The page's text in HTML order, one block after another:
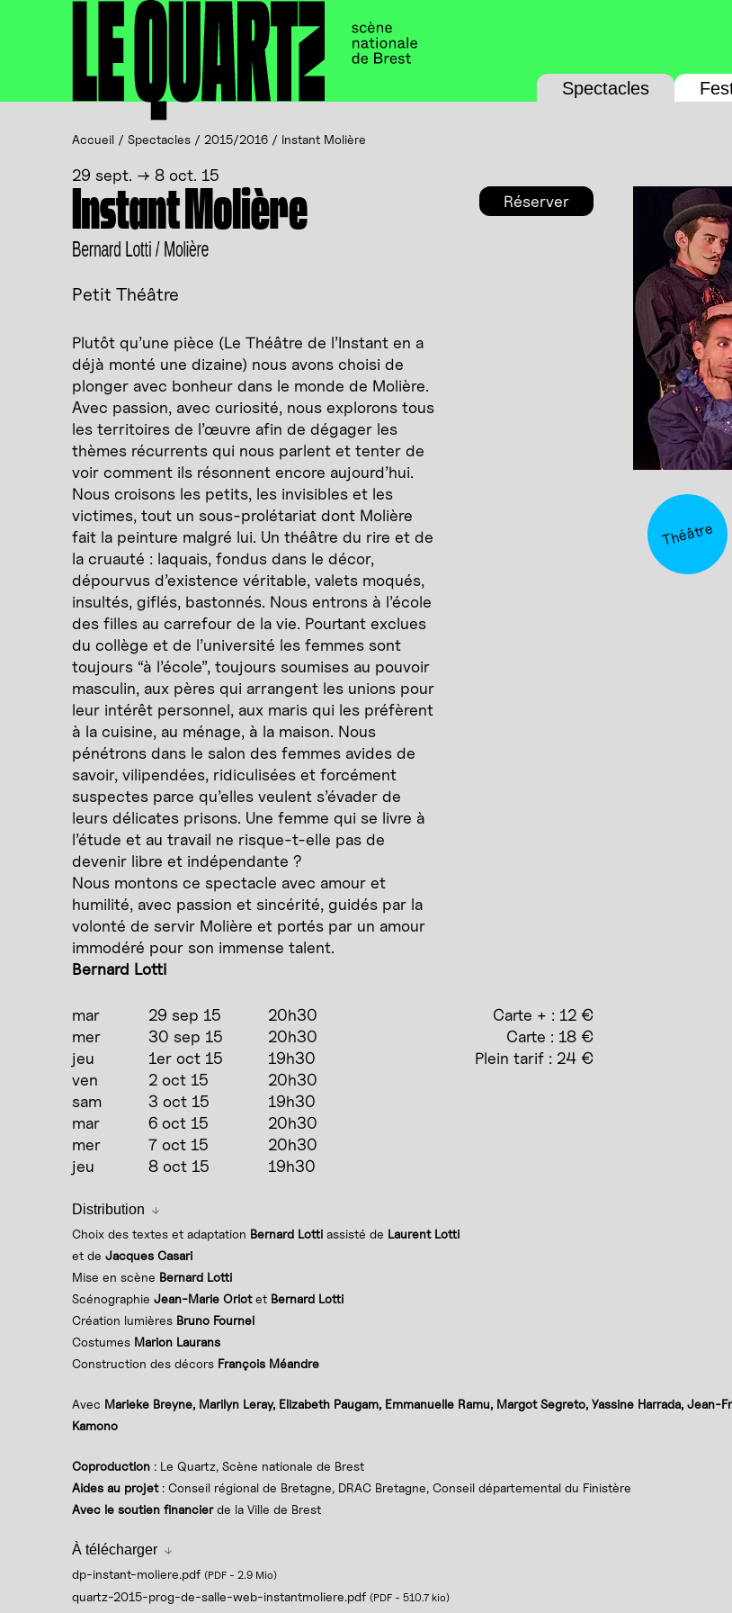
Panneau de gestion des cookies
Spectacles
Accueil / Spectacles / 2015/2016 / Instant Molière
29 sept. → 8 oct. 15
Théâtre
Instant Molière
Bernard Lotti / Molière
Petit Théâtre
Plutôt qu’une pièce (Le Théâtre de l’Instant en a
déjà monté une dizaine) nous avons choisi de
plonger avec bonheur dans le monde de Molière.
Avec passion, avec curiosité, nous explorons tous
les territoires de l’œuvre afin de dégager les
thèmes récurrents qui nous parlent et tenter de
voir comment ils résonnent encore aujourd’hui.
Nous croisons les petits, les invisibles et les
victimes, tout un sous-prolétariat dont Molière
fait la peinture malgré lui. Un théâtre du rire et de
la cruauté : laquais, fondus dans le décor,
dépourvus d’existence véritable, valets moqués,
insultés, giflés, bastonnés. Nous entrons à l’école
des filles au carrefour de la vie. Pourtant exclues
du collège et de l’université les femmes sont
toujours “à l’école”, toujours soumises au pouvoir
masculin, aux pères qui arrangent les unions pour
leur intérêt personnel, aux maris qui les préfèrent
à la cuisine, au ménage, à la maison. Nous
pénétrons dans le salon des femmes avides de
savoir, vilipendées, ridiculisées et forcément
suspectes parce qu’elles veulent s’évader de
leurs délicates prisons. Une femme qui se livre à
l’étude et au travail ne risque-t-elle pas de
devenir libre et indépendante ?
Nous montons ce spectacle avec amour et
humilité, avec passion et sincérité, guidés par la
volonté de servir Molière et portés par un amour
immodéré pour son immense talent.
Bernard Lotti
Réserver
mar 29 sep 15
20h30
mer
30 sep 15
20h30
jeu
1er oct 15
19h30
ven
2 oct 15
20h30
sam
3 oct 15
19h30
mar
6 oct 15
20h30
mer
7 oct 15
20h30
jeu
8 oct 15 19h30
Carte + : 12 €
Carte : 18 €
Plein tarif : 24 €
Distribution
Choix des textes et adaptation Bernard Lotti assisté de Laurent Lotti
et de Jacques Casari
Mise en scène Bernard Lotti
Scénographie Jean-Marie Oriotet Bernard Lotti
Création lumières Bruno Fournel
Costumes Marion Laurans
Construction des décors François Méandre
Avec Marieke Breyne, Marilyn Leray, Elizabeth Paugam, Emmanuelle Ramu, Margot Segreto, Yassine Harrada,
Kamono
Coproduction : Le Quartz, Scène nationale de Brest
Aides au projet: Conseil régional de Bretagne, DRAC Bretagne, Conseil départemental du Finistère
Avec le soutien financierde la Ville de Brest
À télécharger
dp-instant-moliere.pdf (PDF - 2.9 Mio)
quartz-2015-prog-de-salle-web-instantmoliere.pdf (PDF - 510.7 kio)